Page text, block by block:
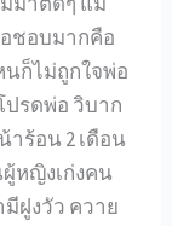
ชอบมากคือ
ก็ไม่ถูกใจพ่อ
ปรดพ่อ วิบาก
ร้อน 2 เดือน
หญิงเก่งคน
ฝูงวัว ควาย